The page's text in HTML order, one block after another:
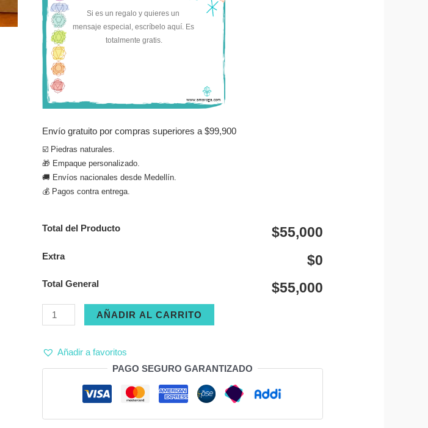
Envío gratuito por compras superiores a $99,900
☑️ Piedras naturales.
🎁 Empaque personalizado.
🚚 Envíos nacionales desde Medellín.
💰 Pagos contra entrega.
Total del Producto $55,000
Extra $0
Total General $55,000
Cajita
llavero
AÑADIR AL CARRITO
Añadir a favoritos
PAGO SEGURO GARANTIZADO